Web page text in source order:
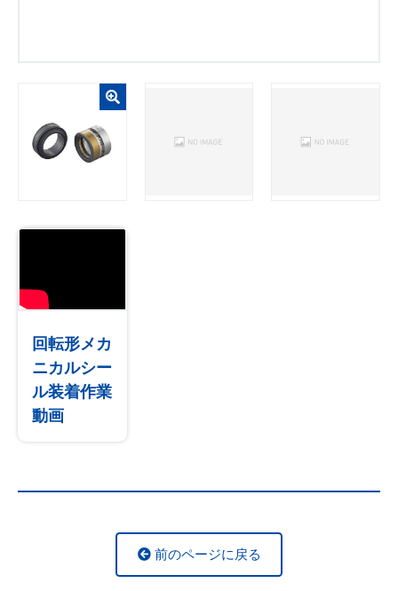
回転形メカ
ニカルシー
ル装着作業
動画
前のページに戻る